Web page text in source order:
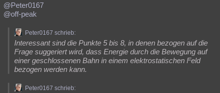
@Peter0167
@off-peak
Peter0167 schrieb:
Interessant sind die Punkte 5 bis 8, in denen bezogen auf die
Frage suggeriert wird, dass Energie durch die Bewegung auf
einer geschlossenen Bahn in einem elektrostatischen Feld
bezogen werden kann.
Peter0167 schrieb: